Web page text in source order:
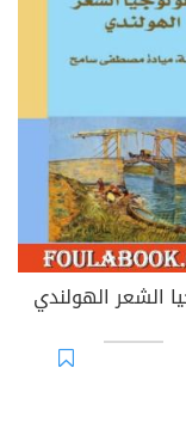
الشعر الهولندي